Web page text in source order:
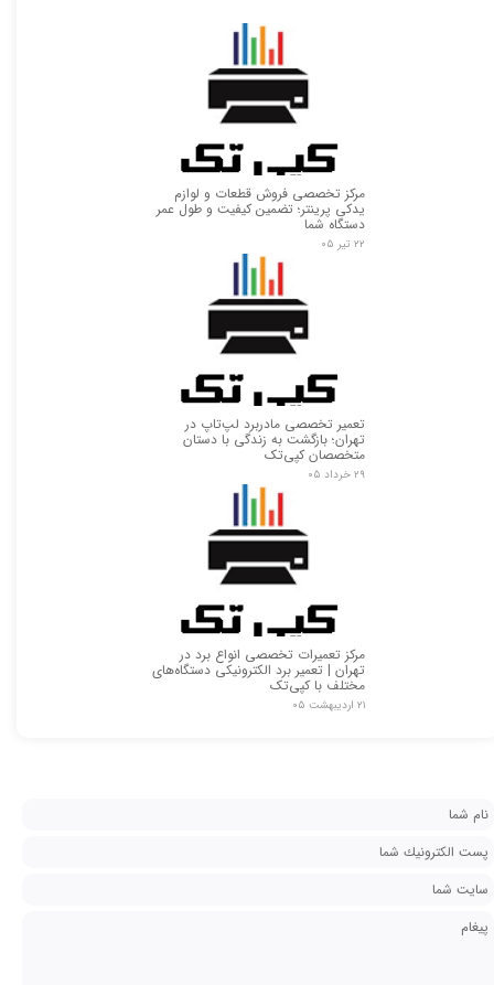
مرکز تخصصی فروش قطعات و لوازم
یدکی پرینتر؛ تضمین کیفیت و طول عمر
دستگاه شما
۲۲ تیر ۰۵
تعمیر تخصصی مادربرد لپ‌تاپ در
تهران؛ بازگشت به زندگی با دستان
متخصصان کپی‌تک
۲۹ خرداد ۰۵
مرکز تعمیرات تخصصی انواع برد در
تهران | تعمیر برد الکترونیکی دستگاه‌های
مختلف با کپی‌تک
۲۱ اردیبهشت ۰۵